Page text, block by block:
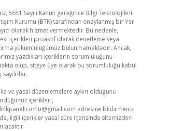
5651 Sayılı Kanun gereğince Bilgi Teknolojileri
Kurumu (BTK) tarafından onaylanmış bir Yer
olarak hizmet vermektedir. Bu nedenle,
içerikleri proaktif olarak denetleme veya
yükümlülüğümüz bulunmamaktadır. Ancak,
yazdıkları içeriklerin sorumluluğunu
olup, siteye üye olarak bu sorumluluğu kabul
sayılırlar.
ve yasal düzenlemelere aykırı olduğunu
içerikleri,
adresine bildirmeniz
ilgili içerikler yasal süre içerisinde sitemizden